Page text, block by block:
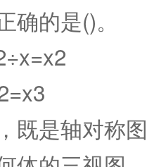
确的是()。
既是轴对称